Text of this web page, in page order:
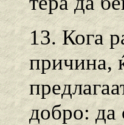
13. Кога
причина,
добро: да